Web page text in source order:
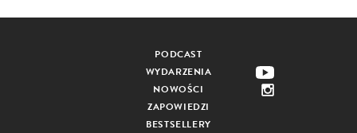
PODCAST
WYDARZENIA
NOWOŚCI
ZAPOWIEDZI
BESTSELLERY